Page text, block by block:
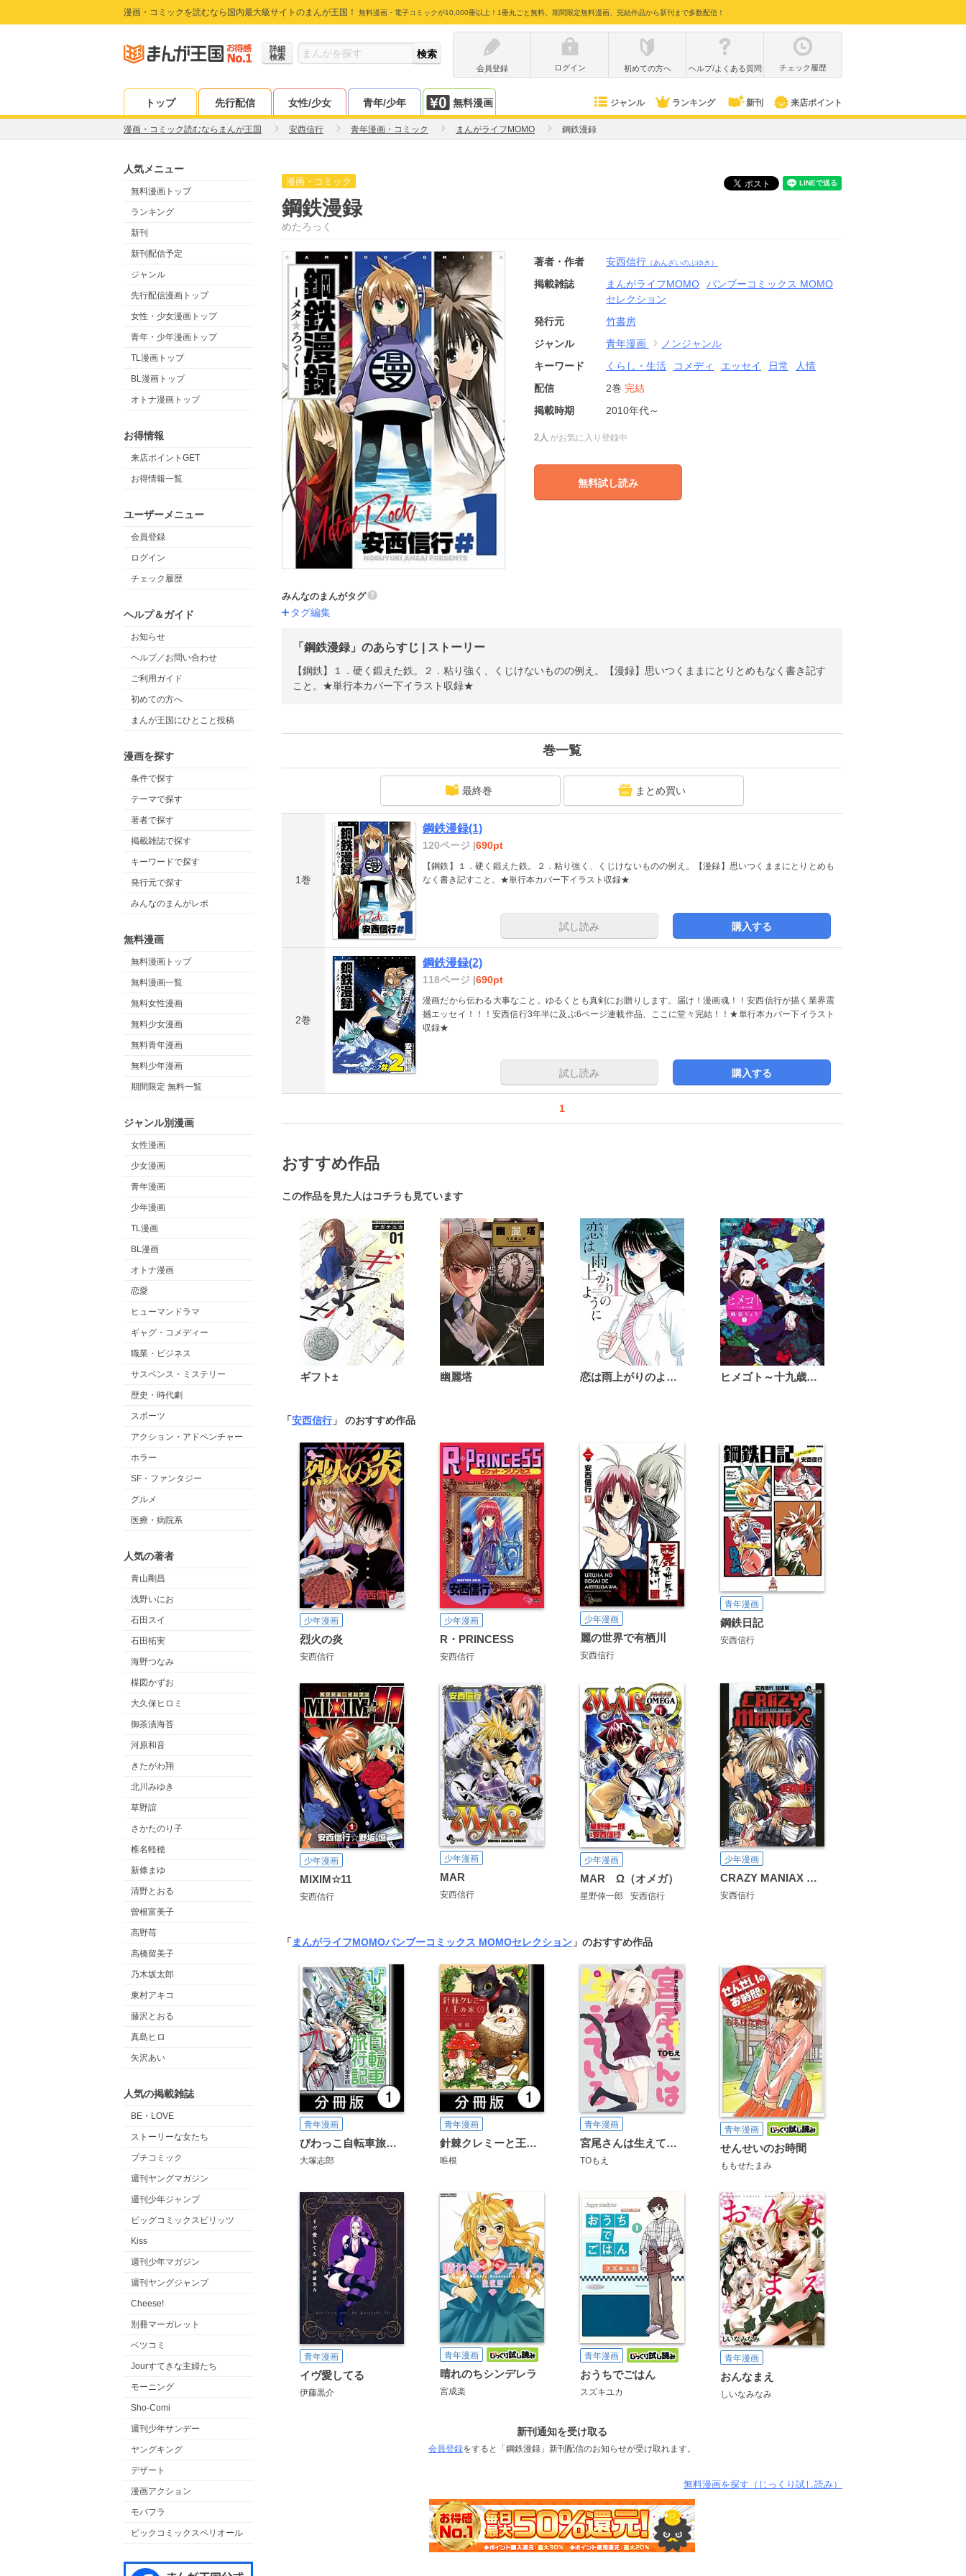
漫画・コミックを読むなら国内最大級サイトのまんが王国！ 無料漫画・電子コミックが10,000冊以上！1冊丸ごと無料、期間限定無料漫画、完結作品から新刊まで多数配信！
詳細
検索
会員登録
ログイン 初めての方へ ヘルプ/よくある質問 チェック履歴
トップ 先行配信 女性/少女 青年/少年 無料漫画 ジャンル ランキング 新刊 来店ポイント
漫画・コミック読むならまんが王国 安西信行 青年漫画・コミック まんがライフMOMO 鋼鉄漫録
人気メニュー
無料漫画トップ
ランキング
新刊
新刊配信予定
ジャンル
先行配信漫画トップ
女性・少女漫画トップ
青年・少年漫画トップ
TL漫画トップ
BL漫画トップ
オトナ漫画トップ
お得情報
来店ポイントGET
お得情報一覧
ユーザーメニュー
会員登録
ログイン
チェック履歴
ヘルプ＆ガイド
お知らせ
ヘルプ／お問い合わせ
ご利用ガイド
初めての方へ
まんが王国にひとこと投稿
漫画を探す
条件で探す
テーマで探す
著者で探す
掲載雑誌で探す
キーワードで探す
発行元で探す
みんなのまんがレポ
無料漫画
無料漫画トップ
無料漫画一覧
無料女性漫画
無料少女漫画
無料青年漫画
無料少年漫画
期間限定 無料一覧
ジャンル別漫画
女性漫画
少女漫画
青年漫画
少年漫画
TL漫画
BL漫画
オトナ漫画
恋愛
ヒューマンドラマ
ギャグ・コメディー
職業・ビジネス
サスペンス・ミステリー
歴史・時代劇
スポーツ
アクション・アドベンチャー
ホラー
SF・ファンタジー
グルメ
医療・病院系
人気の著者
青山剛昌
浅野いにお
石田スイ
石田拓実
海野つなみ
楳図かずお
大久保ヒロミ
御茶漬海苔
河原和音
きたがわ翔
北川みゆき
草野誼
さかたのり子
椎名軽穂
新條まゆ
清野とおる
曽根富美子
高野苺
高橋留美子
乃木坂太郎
東村アキコ
藤沢とおる
真島ヒロ
矢沢あい
人気の掲載雑誌
BE・LOVE
ストーリーな女たち
プチコミック
週刊ヤングマガジン
週刊少年ジャンプ
ビッグコミックスピリッツ
Kiss
週刊少年マガジン
週刊ヤングジャンプ
Cheese!
別冊マーガレット
ベツコミ
Jourすてきな主婦たち
モーニング
Sho-Comi
週刊少年サンデー
ヤングキング
デザート
漫画アクション
モバフラ
ビックコミックスペリオール
漫画・コミック
鋼鉄漫録
めたろっく
著者・作者 安西信行 （あんざいのぶゆき）
掲載雑誌 まんがライフMOMO
バンブーコミックス MOMO
セレクション
発行元
竹書房
ジャンル
青年漫画
ノンジャンル
キーワード
くらし・生活 コメディ エッセイ 日常
人情
配信
2巻 完結
掲載時期
2010年代～
2人 がお気に入り登録中
無料試し読み
みんなのまんがタグ
タグ編集
「鋼鉄漫録」のあらすじ | ストーリー
【鋼鉄】１．硬く鍛えた鉄。２．粘り強く、くじけないものの例え。【漫録】思いつくままにとりとめもなく書き記す
こと。★単行本カバー下イラスト収録★
巻一覧
最終巻 まとめ買い
1巻
鋼鉄漫録(1)
120ページ |690pt
【鋼鉄】１．硬く鍛えた鉄。２．粘り強く、くじけないものの例え。【漫録】思いつくままにとりとめも
なく書き記すこと。★単行本カバー下イラスト収録★
試し読み 購入する
2巻
鋼鉄漫録(2)
118ページ |690pt
漫画だから伝わる大事なこと。ゆるくとも真剣にお贈りします。届け！漫画魂！！安西信行が描く業界震
撼エッセイ！！！安西信行3年半に及ぶ6ページ連載作品、ここに堂々完結！！★単行本カバー下イラスト
収録★
試し読み 購入する
1
おすすめ作品
この作品を見た人はコチラも見ています
ギフト± 幽麗塔 恋は雨上がりのように ヒメゴト～十九歳の制服～
「安西信行」 のおすすめ作品
少年漫画
烈火の炎
安西信行
少年漫画
R・PRINCESS
安西信行
少年漫画
麗の世界で有栖川
安西信行
青年漫画
鋼鉄日記
安西信行
少年漫画
MIXIM☆11
安西信行
少年漫画
MAR
安西信行
少年漫画
MAR Ω（オメガ）
星野倖一郎 安西信行
少年漫画
CRAZY MANIAX 安西信行短編集
安西信行
「まんがライフMOMOバンブーコミックス MOMOセレクション 」のおすすめ作品
青年漫画
びわっこ自転車旅行記【分冊版】
大塚志郎
青年漫画
針棘クレミーと王の家【分冊版】
唯根
青年漫画
宮尾さんは生えている
TOもえ
青年漫画
せんせいのお時間
ももせたまみ
青年漫画
イヴ愛してる
伊藤黒介
青年漫画
晴れのちシンデレラ
宮成楽
青年漫画
おうちでごはん
スズキユカ
青年漫画
おんなまえ
しいなみなみ
新刊通知を受け取る
会員登録をすると「鋼鉄漫録」新刊配信のお知らせが受け取れます。
無料漫画を探す（じっくり試し読み）